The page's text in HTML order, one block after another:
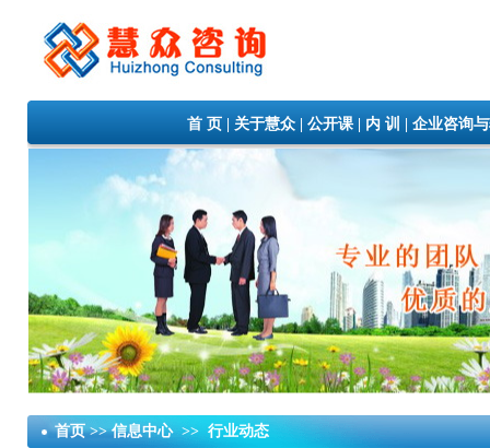
首 页| 关于慧众| 公开课| 内 训 企业咨询
首页 >> 信息中心 >> 行业动态